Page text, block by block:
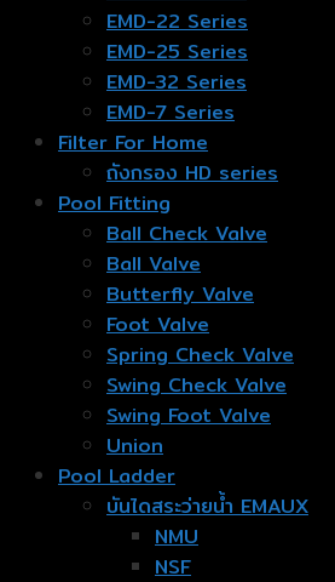
EMD-22 Series
EMD-25 Series
EMD-32 Series
EMD-7 Series
Filter For Home
ถังกรอง HD series
Pool Fitting
Ball Check Valve
Ball Valve
Butterfly Valve
Foot Valve
Spring Check Valve
Swing Check Valve
Swing Foot Valve
Union
Pool Ladder
บันไดสระว่ายน้ำ EMAUX
NMU
NSF